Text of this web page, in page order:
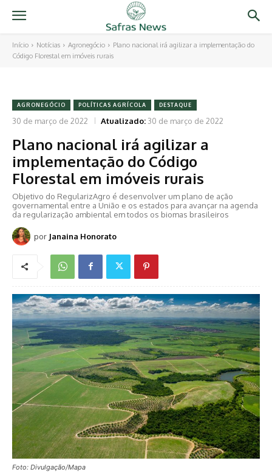
Início Notícias Agronegócio
Plano nacional irá agilizar a implementação do
Código Florestal em imóveis rurais
AGRONEGÓCIO POLÍTICAS AGRÍCOLA DESTAQUE
30 de março de 2022 Atualizado: 30 de março de 2022
Plano nacional irá agilizar a
implementação do Código
Florestal em imóveis rurais
Objetivo do RegularizAgro é desenvolver um plano de ação
governamental entre a União e os estados para avançar na agenda
da regularização ambiental em todos os biomas brasileiros
por Janaina Honorato
Foto: Divulgação/Mapa